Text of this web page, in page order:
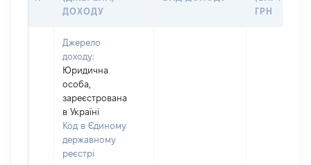
ДОХОДУ
ГРН
Джерело
доходу:
Юридична
особа,
зареєстрована
в Україні
Код в Єдиному
державному
реєстрі